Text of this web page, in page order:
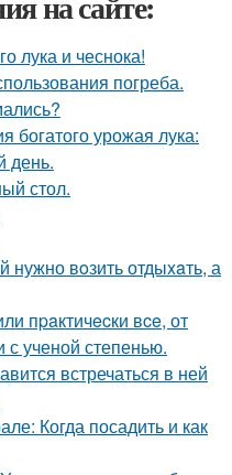
лука и чеснока!
погреба.
богатого урожая лука:
день.
стол.
нужно вoзить отдыxaть, а
пpaктичecки вce, от
с ученой степенью.
встречаться в ней
Когда посадить и как